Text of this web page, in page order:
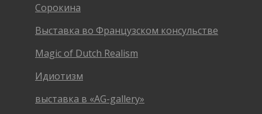
Сорокина
Выставка во Французском консульстве
Magic of Dutch Realism
Идиотизм
выставка в «AG-gallery»